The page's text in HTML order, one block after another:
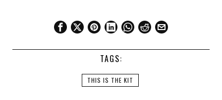
TAGS:
THIS IS THE KIT